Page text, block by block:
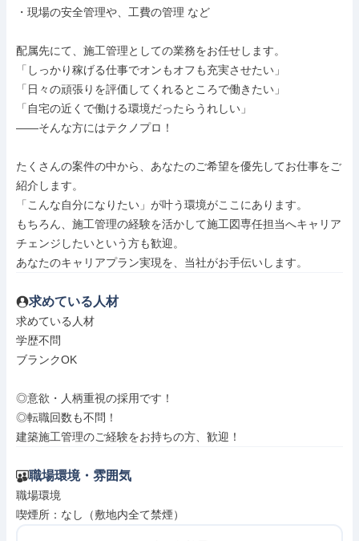
・現場の安全管理や、工費の管理 など
配属先にて、施工管理としての業務をお任せします。
「しっかり稼げる仕事でオンもオフも充実させたい」
「日々の頑張りを評価してくれるところで働きたい」
「自宅の近くで働ける環境だったらうれしい」
――そんな方にはテクノプロ！
たくさんの案件の中から、あなたのご希望を優先してお仕事をご
紹介します。
「こんな自分になりたい」が叶う環境がここにあります。
もちろん、施工管理の経験を活かして施工図専任担当へキャリア
チェンジしたいという方も歓迎。
あなたのキャリアプラン実現を、当社がお手伝いします。
求めている人材
求めている人材
学歴不問
ブランクOK
◎意欲・人柄重視の採用です！
◎転職回数も不問！
建築施工管理のご経験をお持ちの方、歓迎！
職場環境・雰囲気
職場環境
喫煙所：なし（敷地内全て禁煙）